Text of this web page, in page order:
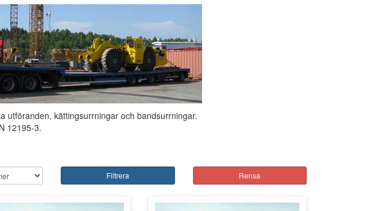
utföranden, kättingsurrningar och bandsurrningar.
12195-3.
Filtrera Rensa